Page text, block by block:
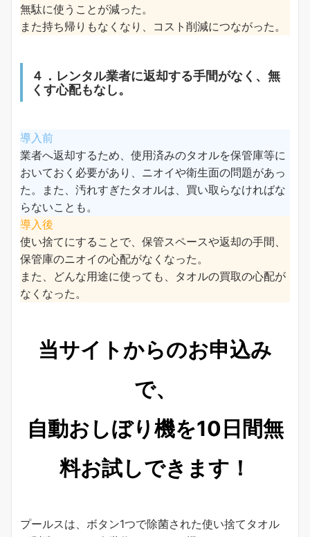
無駄に使うことが減った。
また持ち帰りもなくなり、コスト削減につながった。
４．レンタル業者に返却する手間がなく、無
くす心配もなし。
導入前
業者へ返却するため、使用済みのタオルを保管庫等に
おいておく必要があり、ニオイや衛生面の問題があっ
た。また、汚れすぎたタオルは、買い取らなければな
らないことも。
導入後
使い捨てにすることで、保管スペースや返却の手間、
保管庫のニオイの心配がなくなった。
また、どんな用途に使っても、タオルの買取の心配が
なくなった。
当サイトからのお申込み
で、
自動おしぼり機を10日間無
料お試しできます！
プールスは、ボタン1つで除菌された使い捨てタオル